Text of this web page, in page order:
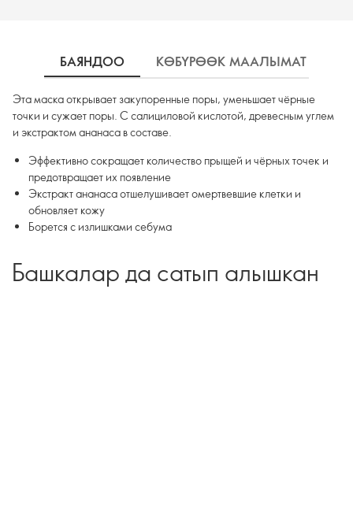
БАЯНДОО КӨБҮРӨӨК МААЛЫМАТ
Эта маска открывает закупоренные поры, уменьшает чёрные
точки и сужает поры. С салициловой кислотой, древесным углем
и экстрактом ананаса в составе.
Эффективно сокращает количество прыщей и чёрных точек и
предотвращает их появление
Экстракт ананаса отшелушивает омертвевшие клетки и
обновляет кожу
Борется с излишками себума
Башкалар да сатып алышкан